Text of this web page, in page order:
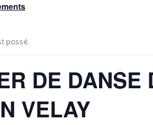
passé.
DE
VELAY